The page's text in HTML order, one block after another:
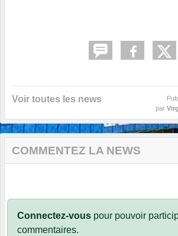
Voir toutes les news
par
COMMENTEZ LA NEWS
Connectez-vous pour pouvoir
commentaires.